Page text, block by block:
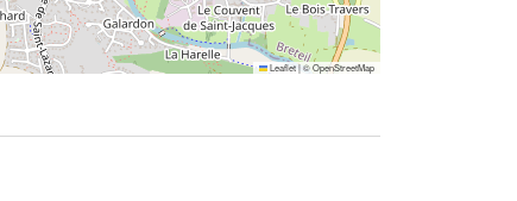
Leaflet|©OpenStreetMap